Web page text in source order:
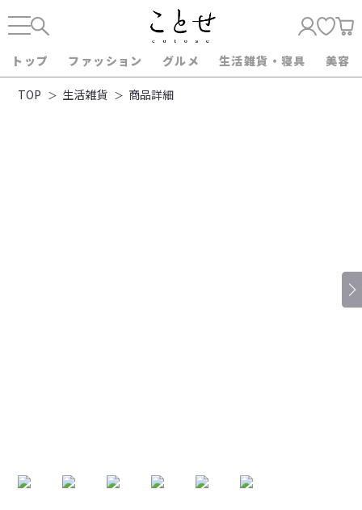
トップ ファッション グルメ 生活雑貨・寝具 美容
TOP 生活雑貨 商品詳細